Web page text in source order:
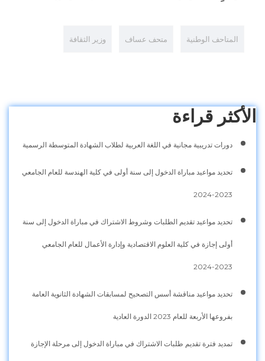
المتاحف الوطنية متحف عساف وزير الثقافة
الأكثر قراءة
دورات تدريبية مجانية في اللغة العربية لطلاب الشهادة المتوسطة الرسمية
تحديد مواعيد مباراة الدخول إلى سنة أولى في كلية الهندسة للعام الجامعي
2023-2024
تحديد مواعيد تقديم الطلبات وشروط الاشتراك في مباراة الدخول إلى سنة
أولى إجازة في كلية العلوم الاقتصادية وإدارة الأعمال للعام الجامعي
2023-2024
تحديد مواعيد مناقشة أسس التصحيح لمسابقات الشهادة الثانوية العامة
بفروعها الأربعة للعام 2023 الدورة العادية
تمديد فترة تقديم طلبات الاشتراك في مباراة الدخول إلى مرحلة الإجازة